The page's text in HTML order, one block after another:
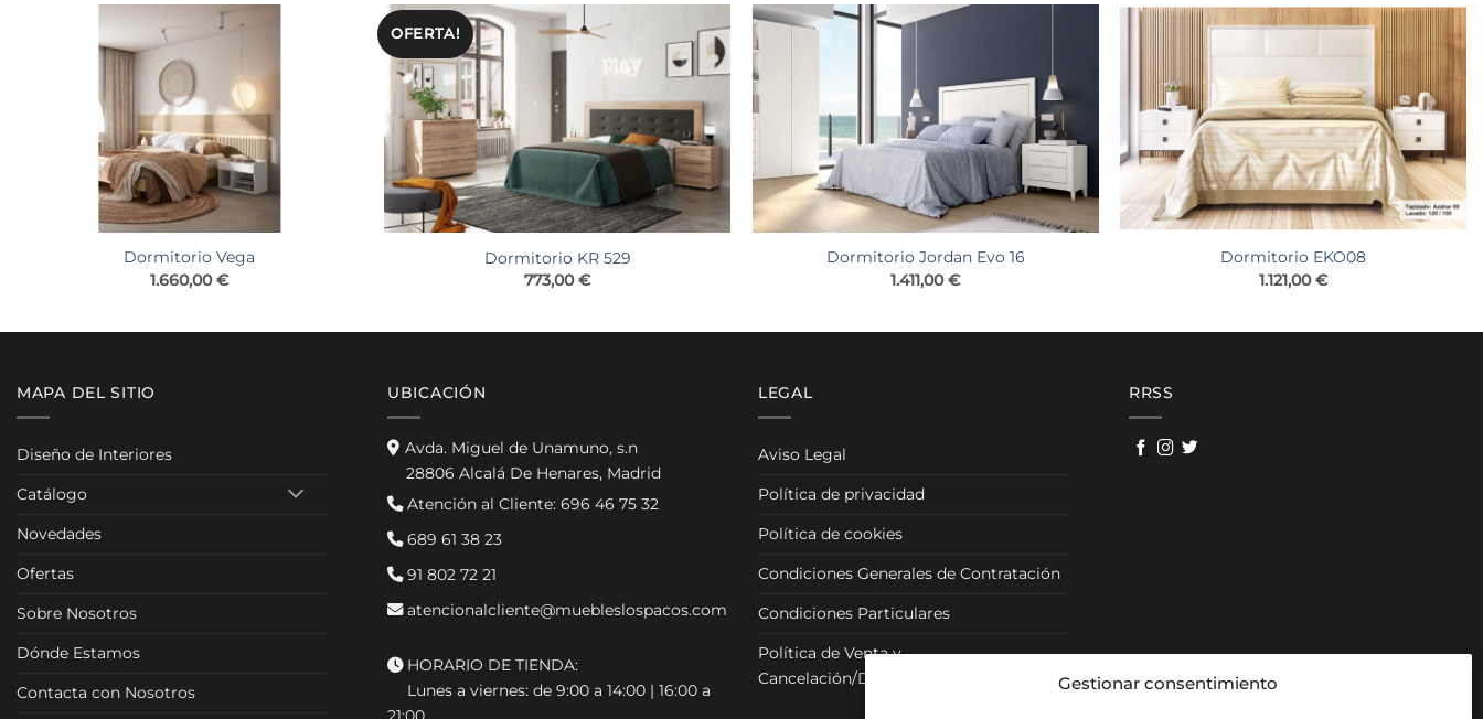
Gestionar consentimiento
Dormitorio Vega
1.660,00€
OFERTA!
Dormitorio KR 529
773,00€
Dormitorio Jordan Evo 16
1.411,00€
Dormitorio EKO08
1.121,00€
MAPA DEL SITIO
Diseño de Interiores
Catálogo
Novedades
Ofertas
Sobre Nosotros
Dónde Estamos
Contacta con Nosotros
UBICACIÓN
Avda. Miguel de Unamuno, s.n
28806 Alcalá De Henares, Madrid
Atención al Cliente: 696 46 75 32
689 61 38 23
91 802 72 21
atencionalcliente@muebleslospacos.com
HORARIO DE TIENDA:
Lunes a viernes: de 9:00 a 14:00 | 16:00 a
LEGAL
Aviso Legal
Política de privacidad
Política de cookies
Condiciones Generales de Contratación
Condiciones Particulares
Política de Venta y
Cancelación/Devolución
RRSS